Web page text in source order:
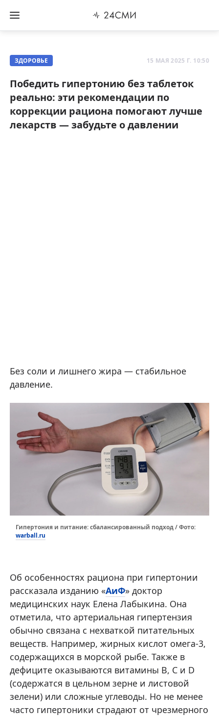
ЗДОРОВЬЕ 15 МАЯ 2025 Г. 10:50
Победить гипертонию без таблеток
реально: эти рекомендации по
коррекции рациона помогают лучше
лекарств — забудьте о давлении
Без соли и лишнего жира — стабильное
давление.
Гипертония и питание: сбалансированный подход / Фото:
warball.ru
Об особенностях рациона при гипертонии
рассказала изданию «АиФ» доктор
медицинских наук Елена Лабыкина. Она
отметила, что артериальная гипертензия
обычно связана с нехваткой питательных
веществ. Например, жирных кислот омега-3,
содержащихся в морской рыбе. Также в
дефиците оказываются витамины B, C и D
(содержатся в цельном зерне и листовой
зелени) или сложные углеводы. Но не менее
часто гипертоники страдают от чрезмерного